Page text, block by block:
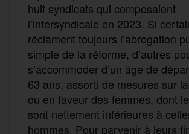
huit syndicats qui composaient
l’intersyndicale en 2023. Si
réclament toujours l’abrogation
simple de la réforme, d’autres
s’accommoder d’un âge de
63 ans, assorti de mesures sur
ou en faveur des femmes, dont
sont nettement inférieures à
hommes. Pour parvenir à leurs